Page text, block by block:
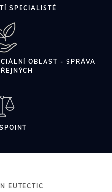
SPECIALISTÉ
OBLAST - SPRÁVA
EUTECTIC